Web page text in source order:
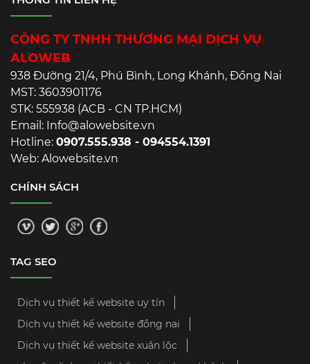
CÔNG TY TNHH THƯƠNG MẠI DỊCH VỤ
ALOWEB
938 Đường 21/4, Phú Bình, Long Khánh, Đồng Nai
MST: 3603901176
STK: 555938 (ACB - CN TP.HCM)
Email: Info@alowebsite.vn
Hotline: 0907.555.938 - 094554.1391
Web: Alowebsite.vn
CHÍNH SÁCH
TAG SEO
Dịch vụ thiết kế website uy tín
Dịch vụ thiết kế website đồng nai
Dịch vụ thiết kế website xuân lộc